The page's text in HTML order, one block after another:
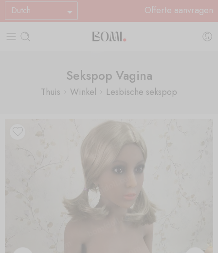
Dutch Offerte aanvragen
Sekspop Vagina
Thuis Winkel Lesbische sekspop